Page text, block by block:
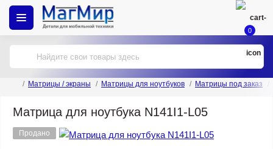
0
Матрицы / экраны Матрицы для ноутбуков Матрицы под заказ
Матрица для ноутбука N141I1-L05
Продано